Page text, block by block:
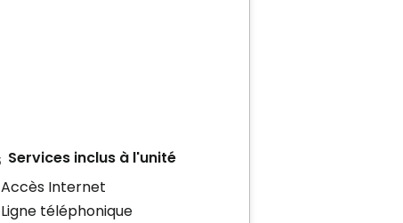
Services inclus à l'unité
Accès Internet
Ligne téléphonique